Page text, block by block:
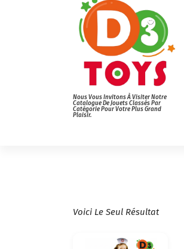
Nous Vous Invitons À Visiter Notre
Catalogue De Jouets Classés Par
Catégorie Pour Votre Plus Grand
Plaisir.
Voici Le Seul Résultat